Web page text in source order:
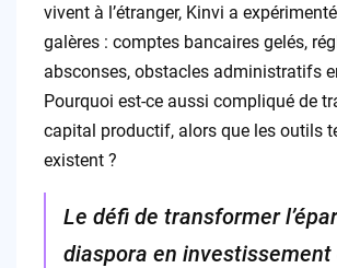
vivent à l’étranger, Kinvi a
galères : comptes bancaires gelés,
absconses, obstacles administratifs
Pourquoi est-ce aussi compliqué de
capital productif, alors que les outils
existent ?
Le défi de transformer
diaspora en